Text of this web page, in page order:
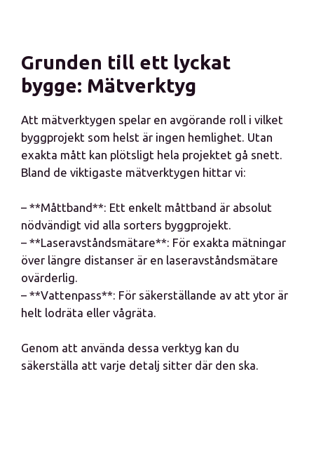
Grunden till ett lyckat
bygge: Mätverktyg
Att mätverktygen spelar en avgörande roll i vilket
byggprojekt som helst är ingen hemlighet. Utan
exakta mått kan plötsligt hela projektet gå snett.
Bland de viktigaste mätverktygen hittar vi:
– **Måttband**: Ett enkelt måttband är absolut
nödvändigt vid alla sorters byggprojekt.
– **Laseravståndsmätare**: För exakta mätningar
över längre distanser är en laseravståndsmätare
ovärderlig.
– **Vattenpass**: För säkerställande av att ytor är
helt lodräta eller vågräta.
Genom att använda dessa verktyg kan du
säkerställa att varje detalj sitter där den ska.